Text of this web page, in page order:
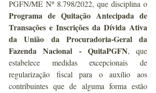
Programa de Quitação Antecipada de
Transações e Inscrições da Dívida Ativa
da União da Procuradoria-Geral da
Fazenda Nacional - QuitaPGFN, que
estabelece medidas excepcionais de
regularização fiscal para o auxílio aos
contribuintes que de alguma forma estão